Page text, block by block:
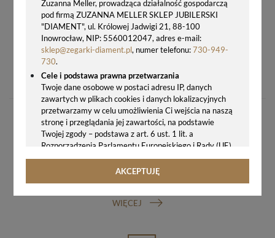
Zuzanna Meller, prowadząca działalność gospodarczą
pod firmą ZUZANNA MELLER SKLEP JUBILERSKI
"DIAMENT", ul. Królowej Jadwigi 21, 88-100
Inowrocław, NIP: 5560012047, adres e-mail:
sklep@zegarki-diament.pl, numer telefonu:730-949-
730.
Cele i podstawa prawna przetwarzania
Twoje dane osobowe w postaci adresu IP, danych
zawartych w plikach cookies i danych lokalizacyjnych
przetwarzamy w celu umożliwienia Ci wejścia na naszą
stronę i przeglądania jej zawartości, na podstawie
Twojej zgody – podstawa z art. 6 ust. 1 lit. a
Rozporządzenia Parlamentu Europejskiego i Rady (UE)
2016/679 z 27.04.2016 r. w sprawie ochrony osób
fizycznych w związku z przetwarzaniem danych
rozporządzenie o ochronie danych, tj. RODO).
AKCEPTUJĘ
289,00 zł
GWARANCJA ORYGINALNOŚCI ZEGARKA
WIĘCEJ